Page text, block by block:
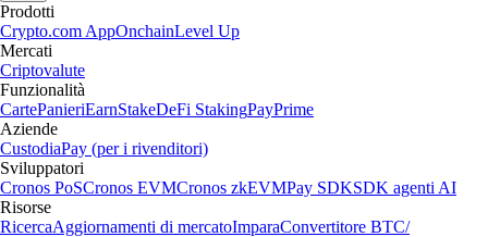
Prodotti
Crypto.com AppOnchainLevel Up
Mercati
Criptovalute
Funzionalità
CartePanieriEarnStakeDeFi StakingPayPrime
Aziende
CustodiaPay (per i rivenditori)
Sviluppatori
Cronos PoSCronos EVMCronos zkEVMPay SDKSDK agenti AI
Risorse
RicercaAggiornamenti di mercatoImparaConvertitore BTC/